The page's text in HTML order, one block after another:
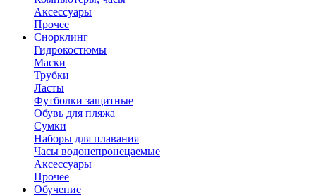
Аксессуары
Прочее
Снорклинг
Гидрокостюмы
Маски
Трубки
Ласты
Футболки защитные
Обувь для пляжа
Сумки
Наборы для плавания
Часы водонепронецаемые
Аксессуары
Прочее
Обучение